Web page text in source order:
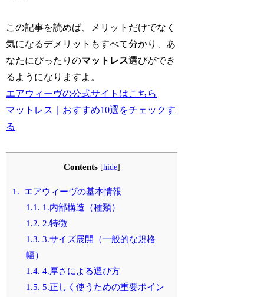
この記事を読めば、メリットだけでなく
気になるデメリットもすべて分かり、あ
なたにぴったりのマットレス選びができ
るようになりますよ。
エアウィーヴの公式サイトはこちら
マットレス｜おすすめ10選をチェックす
る
Contents [hide]
1. エアウィーヴの基本情報
1.1. 1.内部構造（種類）
1.2. 2.特徴
1.3. 3.サイズ展開（一般的な規格
幅）
1.4. 4.厚さによる選び方
1.5. 5.正しく使うための重要ポイン